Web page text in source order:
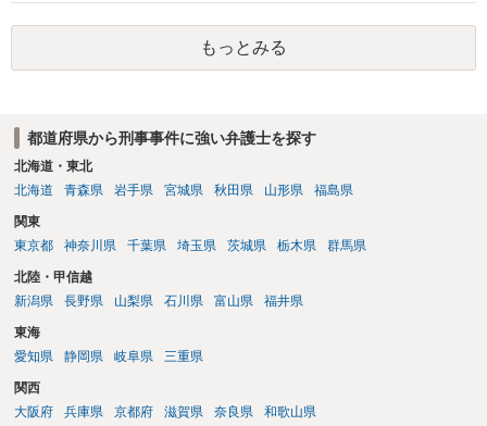
やカウンセリング・治療の内容 ・利用している再犯防止策（例えば保
護観察所と連携した職業支援の内容や具体的な就労・監督状況） ・監
督者の証言 など、証拠で担保された客観性と実現可能性があるもので
なければあまり意味がありません。 もともと執行猶予が狙える事案で
いうのが実感です。
もっとみる
都道府県から刑事事件に強い弁護士を探す
北海道・東北
北海道
青森県 岩手県 宮城県 秋田県 山形県 福島県
関東
東京都
神奈川県 千葉県 埼玉県 茨城県 栃木県 群馬県
北陸・甲信越
新潟県
長野県 山梨県 石川県 富山県 福井県
東海
愛知県
静岡県 岐阜県 三重県
関西
大阪府
兵庫県 京都府 滋賀県 奈良県 和歌山県